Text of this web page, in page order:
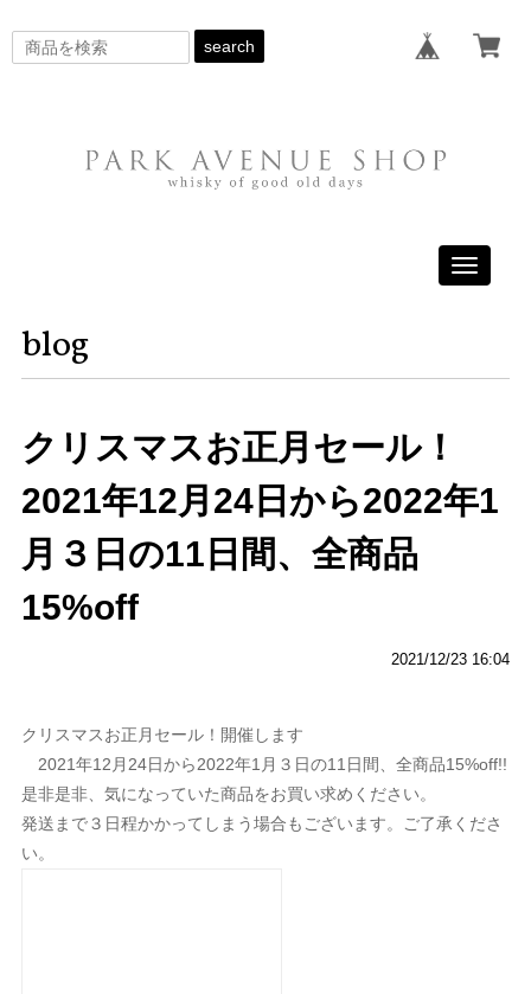
search
Toggle
blog
クリスマスお正月セール！
2021年12月24日から2022年1
月３日の11日間、全商品
15%off
2021/12/23 16:04
クリスマスお正月セール！開催します
2021年12月24日から2022年1月３日の11日間、全商品15%off!!
是非是非、気になっていた商品をお買い求めください。
発送まで３日程かかってしまう場合もございます。ご了承くださ
い。